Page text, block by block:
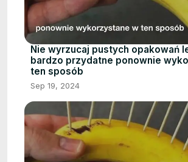
Nie wyrzucaj pustych opakowań
bardzo przydatne ponownie
ten sposób
Sep 19, 2024